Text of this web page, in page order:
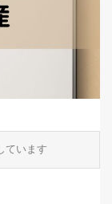
ています